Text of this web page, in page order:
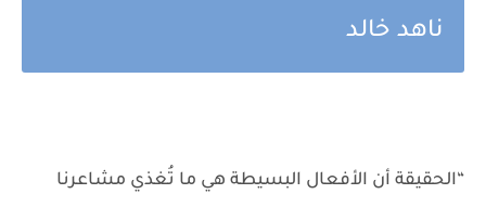
ناهد خالد
“الحقيقة أن الأفعال البسيطة هي ما تُغذي مشاعرنا